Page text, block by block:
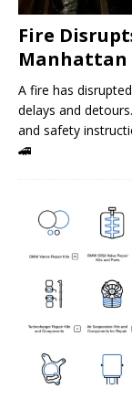
Fire
Manhattan
A fire has
delays and
and safety
🚄